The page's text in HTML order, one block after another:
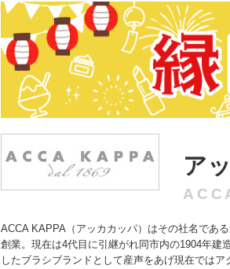
ア
ACCA KAPPA（アッカカッパ）はその社名であ
創業。現在は4代目に引継がれ同市内の1904年建
したブラシブランドとして産声をあげ現在では